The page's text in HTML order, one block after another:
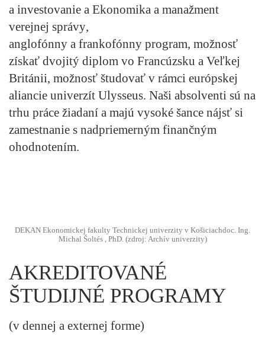
a investovanie a Ekonomika a manažment
verejnej správy,
anglofónny a frankofónny program, možnosť
získať dvojitý diplom vo Francúzsku a Veľkej
Británii, možnosť študovať v rámci európskej
aliancie univerzít Ulysseus. Naši absolventi sú na
trhu práce žiadaní a majú vysoké šance nájsť si
zamestnanie s nadpriemerným finančným
ohodnotením.
DEKAN Ekonomickej fakulty Technickej univerzity v Košiciachdoc. Ing.
Michal Šoltés , PhD. (zdroj: Archív univerzity)
AKREDITOVANÉ
ŠTUDIJNÉ PROGRAMY
(v dennej a externej forme)